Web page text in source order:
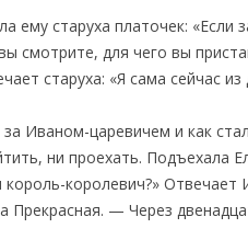
ему старуха платочек:
смотрите, для чего вы
старуха: «Я сама сейчас из
Иваном-царевичем и как
ни проехать. Подъехала
королевич?»
— Через